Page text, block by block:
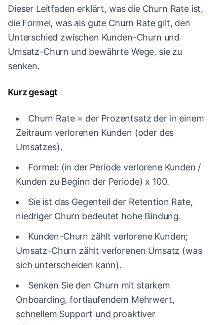
Dieser Leitfaden erklärt, was die Churn Rate ist,
die Formel, was als gute Churn Rate gilt, den
Unterschied zwischen Kunden-Churn und
Umsatz-Churn und bewährte Wege, sie zu
senken.
Kurz gesagt
Churn Rate = der Prozentsatz der in einem
Zeitraum verlorenen Kunden (oder des
Umsatzes).
Formel: (in der Periode verlorene Kunden /
Kunden zu Beginn der Periode) x 100.
Sie ist das Gegenteil der Retention Rate,
niedriger Churn bedeutet hohe Bindung.
Kunden-Churn zählt verlorene Kunden;
Umsatz-Churn zählt verlorenen Umsatz (was
sich unterscheiden kann).
Senken Sie den Churn mit starkem
Onboarding, fortlaufendem Mehrwert,
schnellem Support und proaktiver